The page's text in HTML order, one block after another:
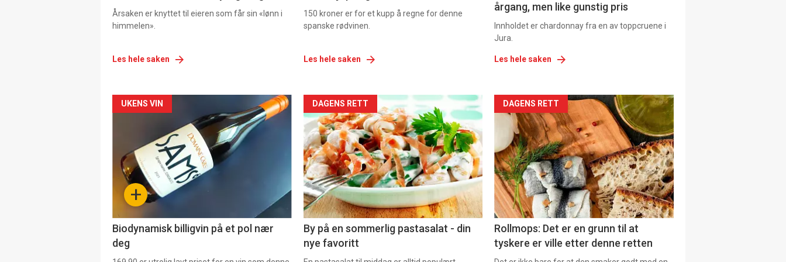
Årsaken er knyttet til eieren som får sin «lønn i
himmelen».
Les hele saken
150 kroner er for et kupp å regne for denne
spanske rødvinen.
Les hele saken
årgang, men like gunstig pris
Innholdet er chardonnay fra en av toppcruene i
Jura.
Les hele saken
Forsiden
akkurat
nå
-
+
UKENS VIN
Biodynamisk billigvin på et pol nær
deg
Forsiden
akkurat
nå
-
5
DAGENS RETT
By på en sommerlig pastasalat - din
nye favoritt
Forsiden
akkurat
nå
-
6
DAGENS RETT
Rollmops: Det er en grunn til at
tyskere er ville etter denne retten